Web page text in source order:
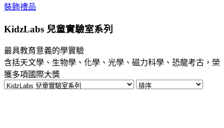
裝飾禮品
KidzLabs 兒童實驗室系列
最具教育意義的學實驗
含括天文學、生物學、化學、光學、磁力科學、恐龍考古，榮
獲多項國際大獎